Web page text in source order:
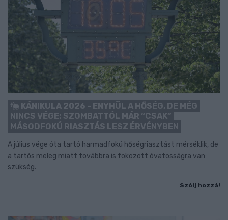
KÁNIKULA 2026 - ENYHÜL A HŐSÉG, DE MÉG
NINCS VÉGE: SZOMBATTÓL MÁR “CSAK”
MÁSODFOKÚ RIASZTÁS LESZ ÉRVÉNYBEN
A július vége óta tartó harmadfokú hőségriasztást mérséklik, de
a tartós meleg miatt továbbra is fokozott óvatosságra van
szükség.
Szólj hozzá!